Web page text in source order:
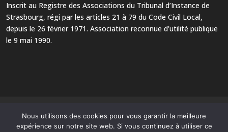
Inscrit au Registre des Associations du Tribunal d’Instance de
Strasbourg, régi par les articles 21 à 79 du Code Civil Local,
depuis le 26 février 1971. Association reconnue d’utilité publique
le 9 mai 1990.
Nous utilisons des cookies pour vous garantir la meilleure
expérience sur notre site web. Si vous continuez à utiliser ce